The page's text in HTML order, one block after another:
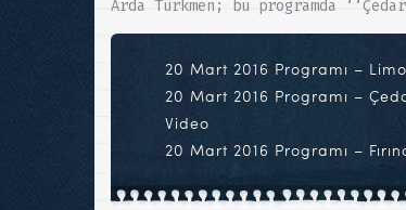
Arda Türkmen; bu programda
20 Mart 2016 Programı –
20 Mart 2016 Programı –
Video
20 Mart 2016 Programı –